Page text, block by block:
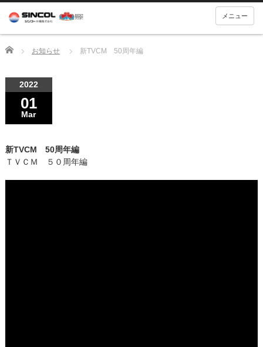
メニュー
Home お知らせ 新TVCM 50周年編
2022
01
Mar
新TVCM 50周年編
ＴＶＣＭ ５０周年編